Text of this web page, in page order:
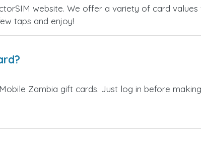
website. We offer a variety of card
taps and enjoy!
Zambia gift cards. Just log in before